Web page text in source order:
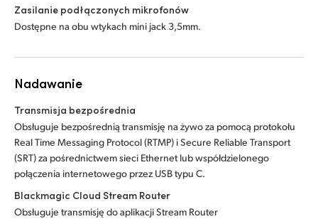
Zasilanie podłączonych mikrofonów
Dostępne na obu wtykach mini jack 3,5mm.
Nadawanie
Transmisja bezpośrednia
Obsługuje bezpośrednią transmisję na żywo za pomocą protokołu
Real Time Messaging Protocol (RTMP) i Secure Reliable Transport
(SRT) za pośrednictwem sieci Ethernet lub współdzielonego
połączenia internetowego przez USB typu C.
Blackmagic Cloud Stream Router
Obsługuje transmisję do aplikacji Stream Router